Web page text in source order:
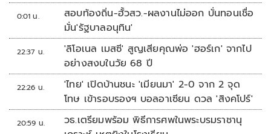
0:01 น.
สอบท้องถิ่น-ฮั้วสว.-ผลงานไม่ออก บั่นทอนเชื่อ
มั่น'รัฐบาลอนุทิน'
22:37 น.
'ลิโอเนล เมสซี' สูญเสียคุณพ่อ 'ฮอร์เก' จากไป
อย่างสงบในวัย 68 ปี
22:26 น.
'ไทย' เปิดบ้านชนะ 'เมียนมา' 2-0 จาก 2 จุด
โทษ เข้ารอบรองฯ บอลอาเซียน ดวล 'สิงคโปร์'
20:59 น.
วธ.เตรียมพร้อม พิธีการศพในพระบรมราชานุ